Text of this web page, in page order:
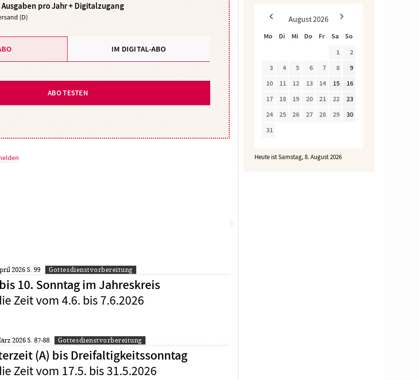
Ausgaben pro Jahr + Digitalzugang
(D)
IM DIGITAL-ABO
ABO TESTEN
2026S. 99 Gottesdienstvorbereitung
10. Sonntag im Jahreskreis
Zeit vom 4.6. bis 7.6.2026
2026S. 87-88 Gottesdienstvorbereitung
(A) bis Dreifaltigkeitssonntag
Zeit vom 17.5. bis 31.5.2026
August2026
Mo Di Mi Do Fr Sa
So
1
2
3
4 5 6 7 8
9
10
11 12 13 14 15
16
17
18 19 20 21 22
23
24
25 26 27 28 29
30
31
Heute ist Samstag, 8. August 2026